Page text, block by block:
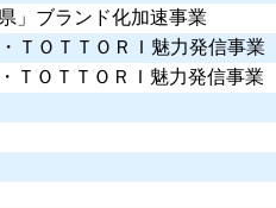
」ブランド化加速事業
ＴＯＴＴＯＲＩ魅力発信事業
ＴＯＴＴＯＲＩ魅力発信事